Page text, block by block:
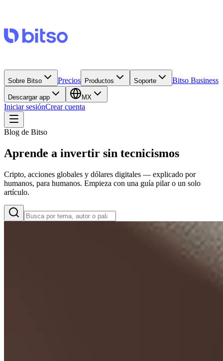
Sobre Bitso Precios Productos Soporte Bitso Business
Descargar app MX
Iniciar sesiónCrear cuenta
Blog de Bitso
Aprende a invertir sin tecnicismos
Cripto, acciones globales y dólares digitales — explicado por
humanos, para humanos. Empieza con una guía pilar o un solo
artículo.